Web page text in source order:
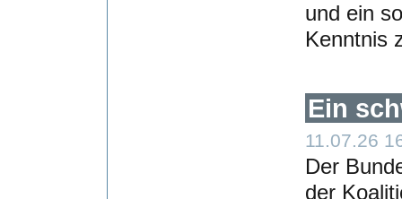
und ein
Kenntnis
Ein
11.07.26
Der
der